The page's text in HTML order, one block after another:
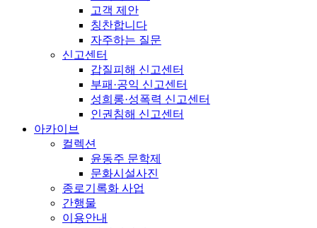
고객 제안
칭찬합니다
자주하는 질문
신고센터
갑질피해 신고센터
부패·공익 신고센터
성희롱·성폭력 신고센터
인권침해 신고센터
아카이브
컬렉션
윤동주 문학제
문화시설사진
종로기록화 사업
간행물
이용안내